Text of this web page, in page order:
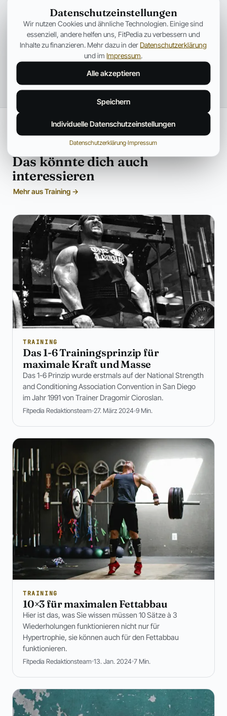
Das könnte dich auch
interessieren
Mehr aus Training →
TRAINING
Das 1-6 Trainingsprinzip für
maximale Kraft und Masse
Das 1-6 Prinzip wurde erstmals auf der National Strength
and Conditioning Association Convention in San Diego
im Jahr 1991 von Trainer Dragomir Cioroslan.
Fitpedia Redaktionsteam 27. März 2024 9 Min.
TRAINING
10×3 für maximalen Fettabbau
Hier ist das, was Sie wissen müssen 10 Sätze à 3
Wiederholungen funktionieren nicht nur für
Hypertrophie, sie können auch für den Fettabbau
funktionieren.
Fitpedia Redaktionsteam 13. Jan. 2024 7 Min.
Datenschutzeinstellungen
Wir nutzen Cookies und ähnliche Technologien. Einige sind
essenziell, andere helfen uns, FitPedia zu verbessern und
Inhalte zu finanzieren. Mehr dazu in der Datenschutzerklärung
und im Impressum
Alle akzeptieren
Speichern
Individuelle Datenschutzeinstellungen
Datenschutzerklärung·Impressum